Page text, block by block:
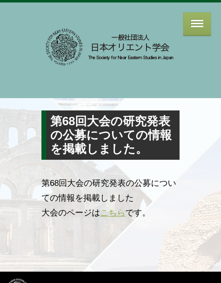
第68回大会の研究発表
の公募についての情報
を掲載しました。
第68回大会の研究発表の公募につい
ての情報を掲載しました
大会のページはこちらです。